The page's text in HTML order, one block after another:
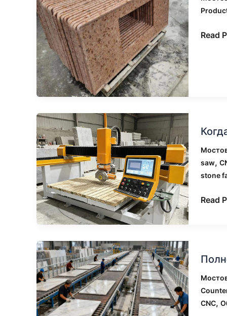
для
Read
saw,
stone
на
5-
Read
CNC,
пилам